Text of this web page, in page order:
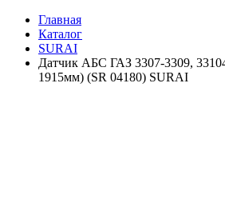
Главная
Каталог
SURAI
Датчик АБС ГАЗ 3307-3309,
1915мм) (SR 04180) SURAI